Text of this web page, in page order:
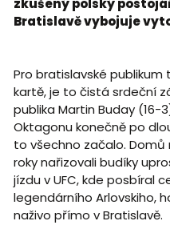
zkušený polský
Bratislavě vybojuje
Pro bratislavské
kartě, je to čistá srdeční
publika Martin Buday
Oktagonu konečně po
to všechno začalo. Domů
roky nařizovali budíky
jízdu v UFC, kde posbíral
legendárního Arlovskiho,
naživo přímo v Bratislavě.